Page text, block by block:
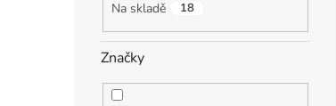
Na skladě 18
Značky